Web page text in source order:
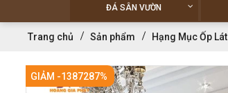
ĐÁ SÂN VƯỜN
Trang chủ Sản phẩm Hạng Mục Ốp Lát
GIẢM -1387287%